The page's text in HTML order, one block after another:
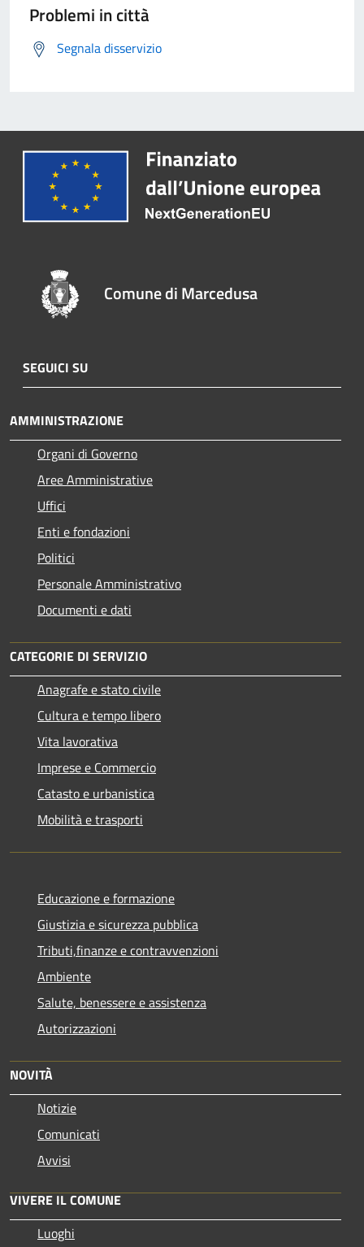
Problemi in città
Segnala disservizio
Comune di Marcedusa
SEGUICI SU
AMMINISTRAZIONE
Organi di Governo
Aree Amministrative
Uffici
Enti e fondazioni
Politici
Personale Amministrativo
Documenti e dati
CATEGORIE DI SERVIZIO
Anagrafe e stato civile
Cultura e tempo libero
Vita lavorativa
Imprese e Commercio
Catasto e urbanistica
Mobilità e trasporti
Educazione e formazione
Giustizia e sicurezza pubblica
Tributi,finanze e contravvenzioni
Ambiente
Salute, benessere e assistenza
Autorizzazioni
NOVITÀ
Notizie
Comunicati
Avvisi
VIVERE IL COMUNE
Luoghi